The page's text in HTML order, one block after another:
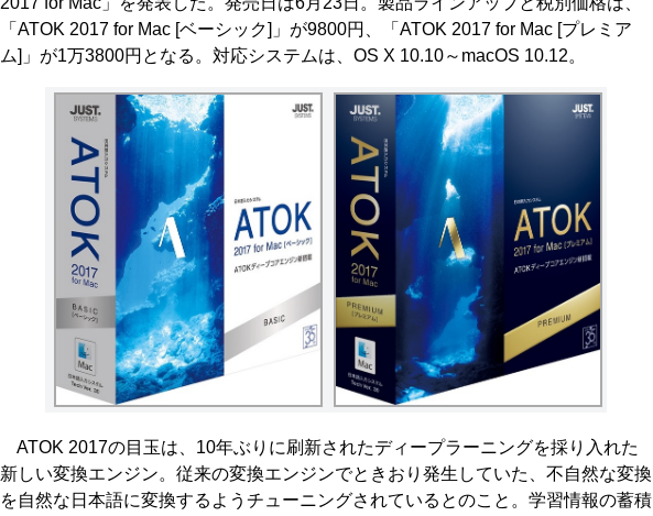
「ATOK 2017 for Mac [ベーシック]」が9800円、「ATOK 2017 for Mac [プレミア
ム]」が1万3800円となる。対応システムは、OS X 10.10～macOS 10.12。
ATOK 2017の目玉は、10年ぶりに刷新されたディープラーニングを採り入れた
新しい変換エンジン。従来の変換エンジンでときおり発生していた、不自然な変換
を自然な日本語に変換するようチューニングされているとのこと。学習情報の蓄積